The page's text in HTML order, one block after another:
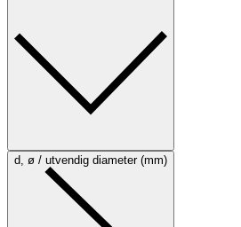
d, ø / utvendig diameter (mm)